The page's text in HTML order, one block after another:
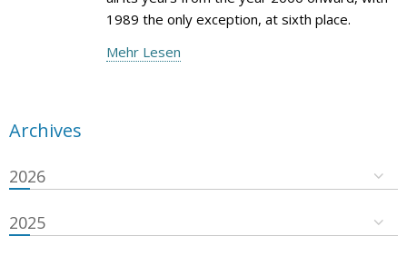
1989 the only exception, at sixth place.
Mehr Lesen
Archives
2026
2025